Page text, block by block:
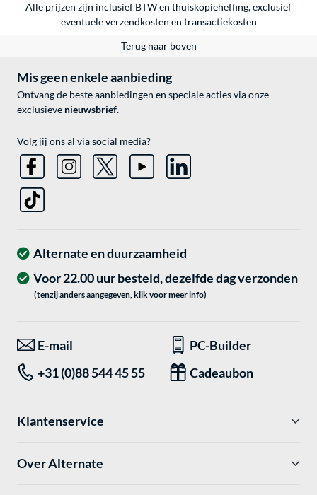
Alle prijzen zijn inclusief BTW en thuiskopieheffing, exclusief
eventueleverzendkosten en transactiekosten
Terug naar boven
Mis geen enkele aanbieding
Ontvang de beste aanbiedingen en speciale acties via onze
exclusieve nieuwsbrief.
Volg jij ons al via social media?
Alternate en duurzaamheid
Voor 22.00 uur besteld, dezelfde dag verzonden
(tenzij anders aangegeven, klik voor meer info)
E-mail
PC-Builder
+31 (0)88 544 45 55
Cadeaubon
Klantenservice
Over Alternate